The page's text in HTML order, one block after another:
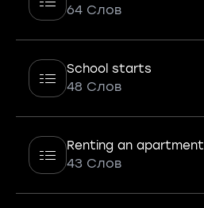
64 Слов
School starts
48 Слов
Renting an apartment
43 Слов